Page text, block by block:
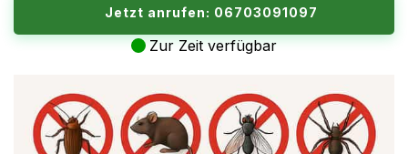
Jetzt anrufen: 06703091097
Zur Zeit verfügbar